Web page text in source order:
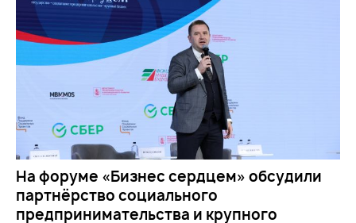
На форуме «Бизнес сердцем» обсудили
партнёрство социального
предпринимательства и крупного